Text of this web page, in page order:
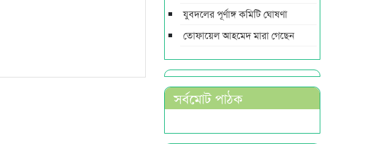
যুবদলের পূর্ণাঙ্গ কমিটি ঘোষণা
তোফায়েল আহমেদ মারা গেছেন
সর্বমোট পাঠক